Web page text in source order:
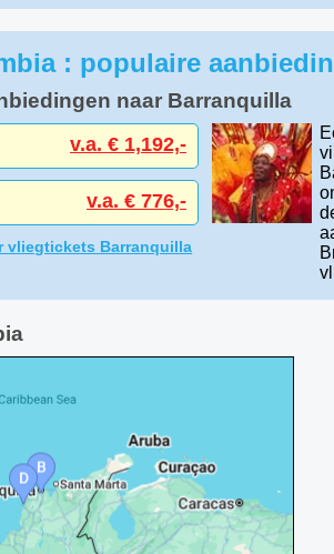
: populaire
naar Barranquilla
v.a. € 1,192,-
v.a. € 776,-
vliegtickets Barranquilla